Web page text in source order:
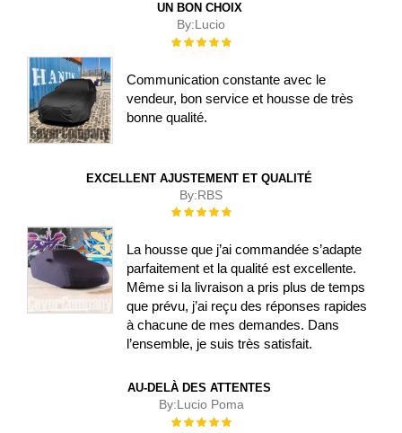
UN BON CHOIX
By:Lucio
Évaluation :
Communication constante avec le
vendeur, bon service et housse de très
bonne qualité.
EXCELLENT AJUSTEMENT ET QUALITÉ
By:RBS
Évaluation :
La housse que j’ai commandée s’adapte
parfaitement et la qualité est excellente.
Même si la livraison a pris plus de temps
que prévu, j’ai reçu des réponses rapides
à chacune de mes demandes. Dans
l’ensemble, je suis très satisfait.
AU-DELÀ DES ATTENTES
By:Lucio Poma
Évaluation :